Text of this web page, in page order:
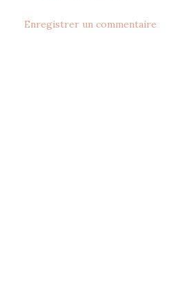
Enregistrer un commentaire